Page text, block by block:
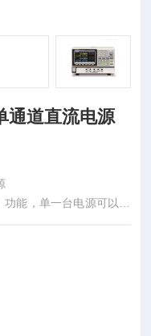
单通道直流电源
能，单一台电源可以满
通道2(Ch2)不仅可以提供
另外使用电子负载进行